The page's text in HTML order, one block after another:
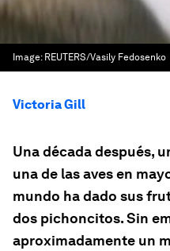
Image: REUTERS/Vasily Fedosenko
Victoria Gill
Una década después,
una de las aves en
mundo ha dado sus
dos pichoncitos. Sin
aproximadamente un